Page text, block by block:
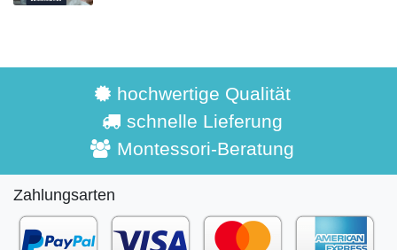
hochwertige Qualität
schnelle Lieferung
Montessori-Beratung
Zahlungsarten